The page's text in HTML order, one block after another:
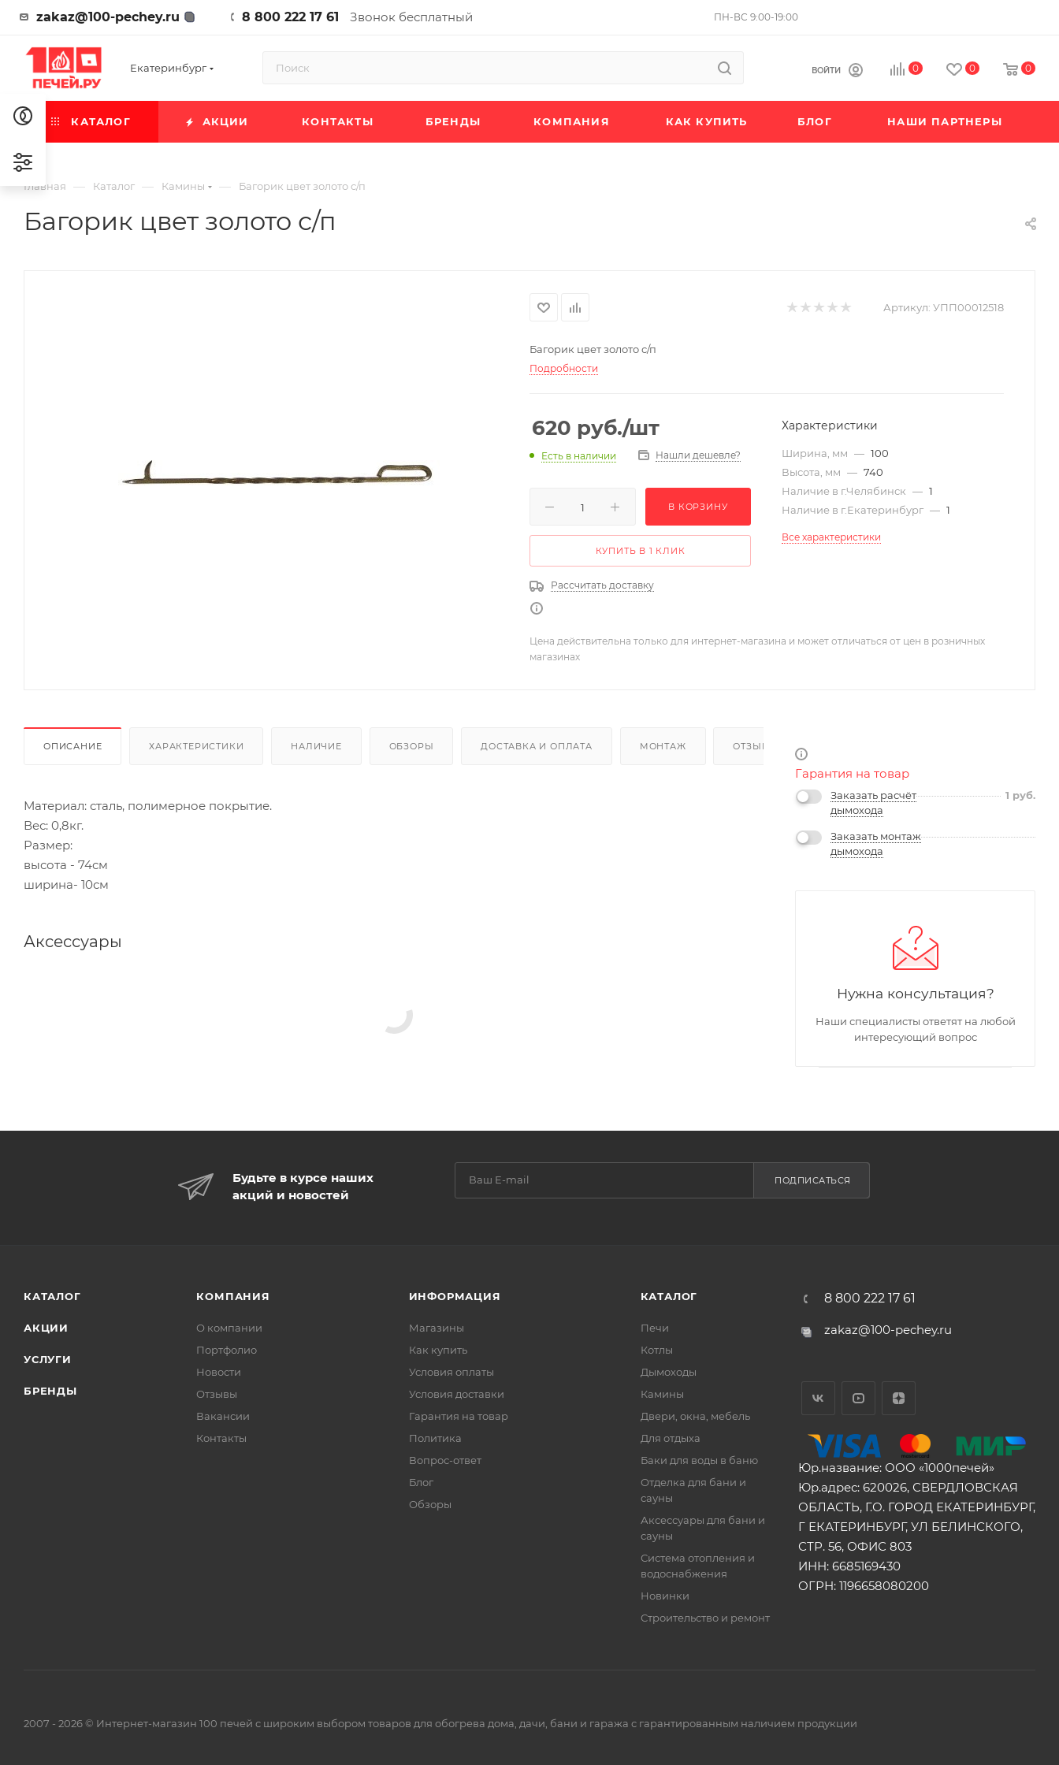
zakaz@100-pechey.ru 8 800 222 17 61 Звонок бесплатный ПН-ВС 9:00-19:00
Екатеринбург ВОЙТИ 0 0 0
КАТАЛОГ АКЦИИ КОНТАКТЫ БРЕНДЫ КОМПАНИЯ КАК КУПИТЬ БЛОГ НАШИ ПАРТНЕРЫ
Главная — Каталог — Камины — Багорик цвет золото с/п
Багорик цвет золото с/п
Артикул: УПП00012518
Багорик цвет золото с/п
Подробности
620 руб./шт
Есть в наличии Нашли дешевле?
В КОРЗИНУ
КУПИТЬ В 1 КЛИК
Рассчитать доставку
Характеристики
Ширина, мм — 100
Высота, мм — 740
Наличие в г.Челябинск — 1
Наличие в г.Екатеринбург — 1
Все характеристики
Цена действительна только для интернет-магазина и может отличаться от цен в розничных
магазинах
ОПИСАНИЕ ХАРАКТЕРИСТИКИ НАЛИЧИЕ ОБЗОРЫ ДОСТАВКА И ОПЛАТА МОНТАЖ ОТЗЫВЫ
Материал: сталь, полимерное покрытие.
Вес: 0,8кг.
Размер:
высота - 74см
ширина- 10см
Аксессуары
Гарантия на товар
Заказать расчёт
дымохода
1 руб.
Заказать монтаж
дымохода
Нужна консультация?
Наши специалисты ответят на любой
интересующий вопрос
Будьте в курсе наших
акций и новостей
ПОДПИСАТЬСЯ
КАТАЛОГ
АКЦИИ
УСЛУГИ
БРЕНДЫ
КОМПАНИЯ
О компании
Портфолио
Новости
Отзывы
Вакансии
Контакты
ИНФОРМАЦИЯ
Магазины
Как купить
Условия оплаты
Условия доставки
Гарантия на товар
Политика
Вопрос-ответ
Блог
Обзоры
КАТАЛОГ
Печи
Котлы
Дымоходы
Камины
Двери, окна, мебель
Для отдыха
Баки для воды в баню
Отделка для бани и
сауны
Аксессуары для бани и
сауны
Система отопления и
водоснабжения
Новинки
Строительство и ремонт
8 800 222 17 61
zakaz@100-pechey.ru
Юр.название: ООО «1000печей»
Юр.адрес: 620026, СВЕРДЛОВСКАЯ
ОБЛАСТЬ, Г.О. ГОРОД ЕКАТЕРИНБУРГ,
Г ЕКАТЕРИНБУРГ, УЛ БЕЛИНСКОГО,
СТР. 56, ОФИС 803
ИНН: 6685169430
ОГРН: 1196658080200
2007 - 2026 © Интернет-магазин 100 печей с широким выбором товаров для обогрева дома, дачи, бани и гаража с гарантированным наличием продукции